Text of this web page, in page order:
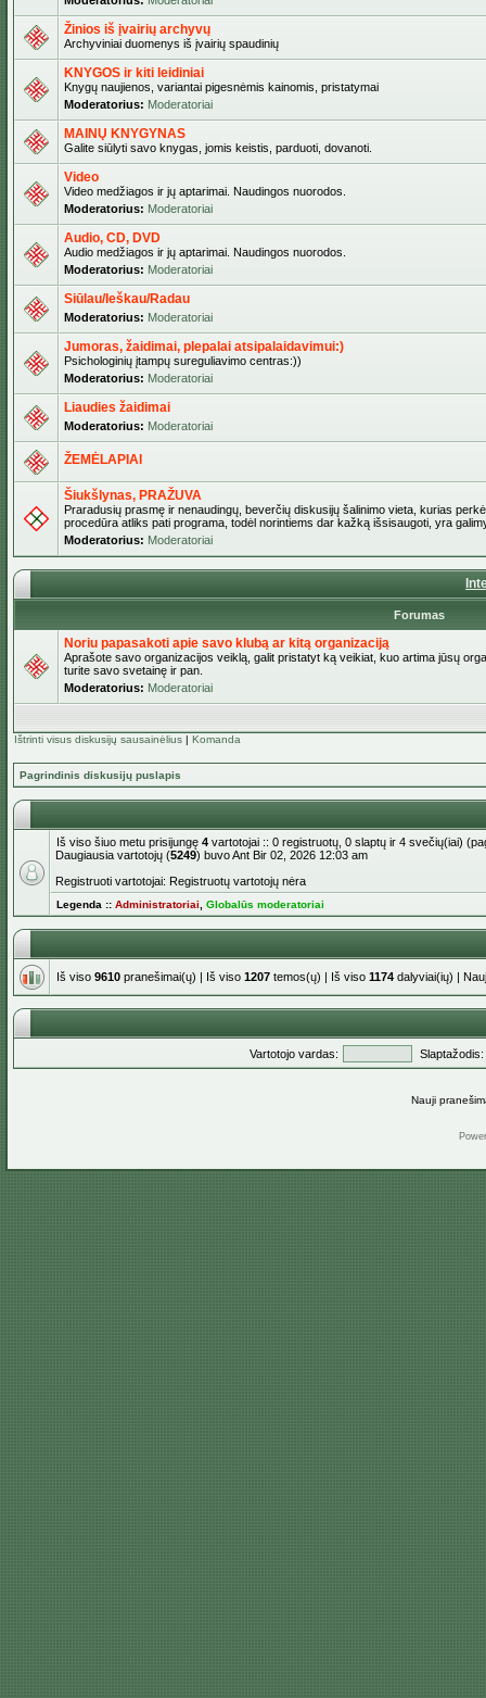
Žinios iš įvairių archyvų
Archyviniai duomenys iš įvairių spaudinių
KNYGOS ir kiti leidiniai
Knygų naujienos, variantai pigesnėmis kainomis, pristatymai
Moderatorius: Moderatoriai
MAINŲ KNYGYNAS
Galite siūlyti savo knygas, jomis keistis, parduoti, dovanoti.
Video
Video medžiagos ir jų aptarimai. Naudingos nuorodos.
Moderatorius: Moderatoriai
Audio, CD, DVD
Audio medžiagos ir jų aptarimai. Naudingos nuorodos.
Moderatorius: Moderatoriai
Siūlau/Ieškau/Radau
Moderatorius: Moderatoriai
Jumoras, žaidimai, plepalai atsipalaidavimui:)
Psichologinių įtampų sureguliavimo centras:))
Moderatorius: Moderatoriai
Liaudies žaidimai
Moderatorius: Moderatoriai
ŽEMĖLAPIAI
Šiukšlynas, PRAŽUVA
Praradusių prasmę ir nenaudingų, beverčių diskusijų šalinimo vieta, kurias
procedūra atliks pati programa, todėl norintiems dar kažką išsisaugoti, yra
Moderatorius: Moderatoriai
Forumas
Noriu papasakoti apie savo klubą ar kitą organizaciją
Aprašote savo organizacijos veiklą, galit pristatyt ką veikiat, kuo artima jūsų
turite savo svetainę ir pan.
Moderatorius: Moderatoriai
Ištrinti visus diskusijų sausainėlius | Komanda
Pagrindinis diskusijų puslapis
Iš viso šiuo metu prisijungę 4 vartotojai :: 0 registruotų, 0 slaptų ir 4 svečių(iai)
Daugiausia vartotojų (5249) buvo Ant Bir 02, 2026 12:03 am
Registruoti vartotojai: Registruotų vartotojų nėra
Legenda :: Administratoriai Globalūs moderatoriai
Iš viso 9610 pranešimai(ų) | Iš viso 1207 temos(ų) | Iš viso 1174 dalyviai(ių) |
Vartotojo vardas: Slaptažodis:
Nauji